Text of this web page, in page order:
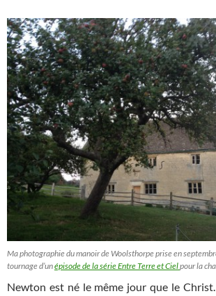
Ma photographie du manoir de Woolsthorpe prise en
tournage d’unépisode de la série Entre Terre et Cielpour la
Newton est né le même jour que le